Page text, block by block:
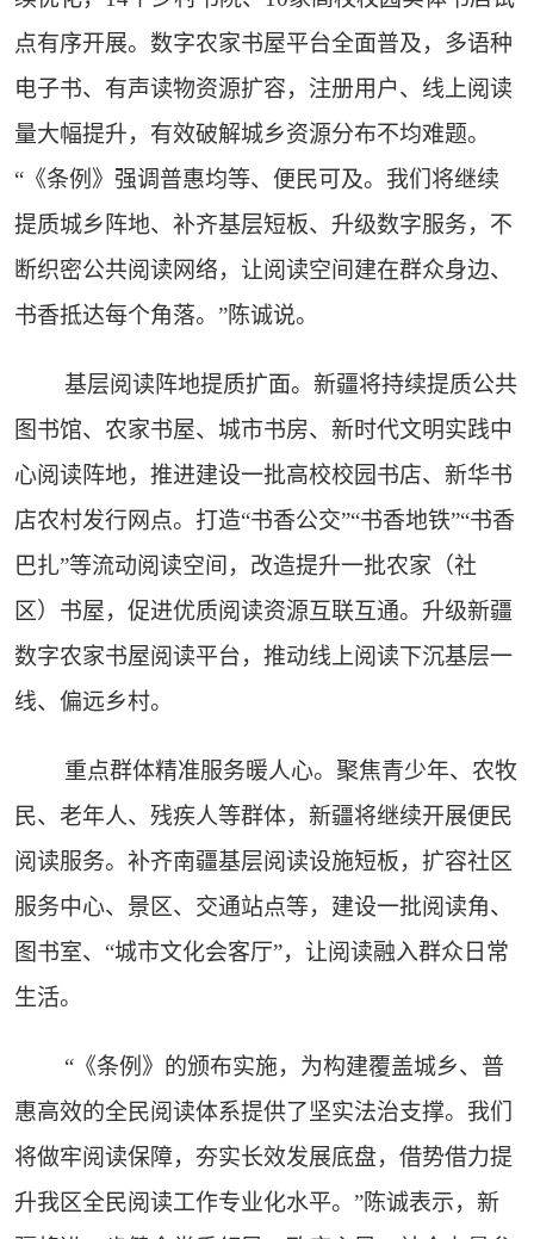
点有序开展。数字农家书屋平台全面普及，多语种
电子书、有声读物资源扩容，注册用户、线上阅读
量大幅提升，有效破解城乡资源分布不均难题。
“《条例》强调普惠均等、便民可及。我们将继续
提质城乡阵地、补齐基层短板、升级数字服务，不
断织密公共阅读网络，让阅读空间建在群众身边、
书香抵达每个角落。”陈诚说。
基层阅读阵地提质扩面。新疆将持续提质公共
图书馆、农家书屋、城市书房、新时代文明实践中
心阅读阵地，推进建设一批高校校园书店、新华书
店农村发行网点。打造“书香公交”“书香地铁”“书香
巴扎”等流动阅读空间，改造提升一批农家（社
区）书屋，促进优质阅读资源互联互通。升级新疆
数字农家书屋阅读平台，推动线上阅读下沉基层一
线、偏远乡村。
重点群体精准服务暖人心。聚焦青少年、农牧
民、老年人、残疾人等群体，新疆将继续开展便民
阅读服务。补齐南疆基层阅读设施短板，扩容社区
服务中心、景区、交通站点等，建设一批阅读角、
图书室、“城市文化会客厅”，让阅读融入群众日常
生活。
“《条例》的颁布实施，为构建覆盖城乡、普
惠高效的全民阅读体系提供了坚实法治支撑。我们
将做牢阅读保障，夯实长效发展底盘，借势借力提
升我区全民阅读工作专业化水平。”陈诚表示，新